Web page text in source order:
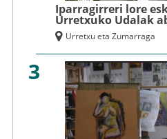
Iparragirreri lore
Urretxuko Udalak
Urretxu eta Zumarraga
3